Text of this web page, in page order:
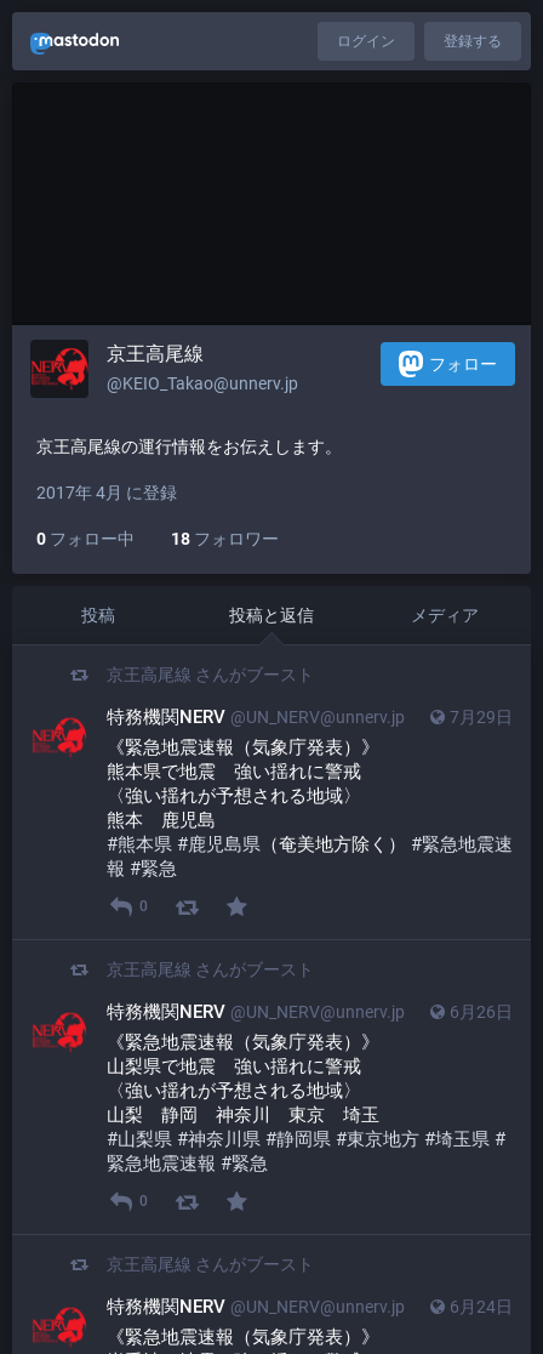
ログイン 登録する
京王高尾線
@KEIO_Takao@unnerv.jp
フォロー
京王高尾線の運行情報をお伝えします。
2017年 4月 に登録
0 フォロー中 18 フォロワー
投稿 投稿と返信 メディア
京王高尾線 さんがブースト
7月29日
特務機関NERV @UN_NERV@unnerv.jp
《緊急地震速報（気象庁発表）》
熊本県で地震　強い揺れに警戒
〈強い揺れが予想される地域〉
熊本　鹿児島
#熊本県 #鹿児島県 （奄美地方除く） #緊急地震速
報 #緊急
0
京王高尾線 さんがブースト
6月26日
特務機関NERV @UN_NERV@unnerv.jp
《緊急地震速報（気象庁発表）》
山梨県で地震　強い揺れに警戒
〈強い揺れが予想される地域〉
山梨　静岡　神奈川　東京　埼玉
#山梨県 #神奈川県 #静岡県 #東京地方 #埼玉県 #
緊急地震速報 #緊急
0
京王高尾線 さんがブースト
6月24日
特務機関NERV @UN_NERV@unnerv.jp
《緊急地震速報（気象庁発表）》